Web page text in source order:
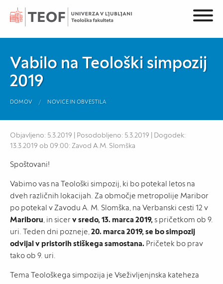
Vabilo na Teološki simpozij
2019
DOMOV NOVICE IN OBVESTILA
Objavljeno: 5.3.2019 | Posodobljeno: 5.3.2019 | Dogodek:
13.3.2019 ob 09:00: Zavod A.M. Slomška
Spoštovani!
Vabimo vas na Teološki simpozij, ki bo potekal letos na
dveh različnih lokacijah. Za območje metropolije Maribor
po potekal v Zavodu A. M. Slomška, na Verbanski cesti 12 v
Mariboru, in sicerv sredo, 13. marca 2019,s pričetkom ob 9.
uri. Teden dni pozneje,20. marca 2019, se bo simpozij
odvijal v pristorih stiškega samostana. Pričetek bo prav
tako ob 9. uri.
Tema Teološkega simpozija je Vseživljenjnska kateheza